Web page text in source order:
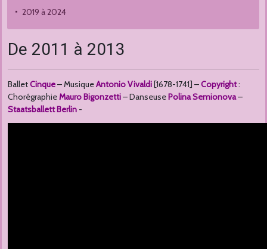
De 2011 à 2013
BalletCinque– MusiqueAntonio Vivaldi[1678-1741] –Copyright:
ChorégraphieMauro Bigonzetti– DanseusePolina Semionova–
Staatsballett Berlin -
2019 à 2024